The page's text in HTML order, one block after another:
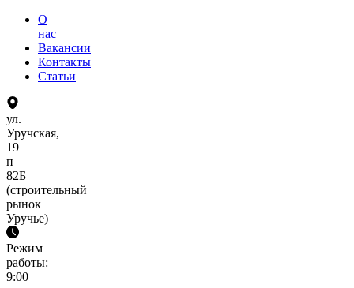
О
нас
Вакансии
Контакты
Статьи
ул.
Уручская,
19
п
82Б
(строительный
рынок
Уручье)
Режим
работы:
9:00